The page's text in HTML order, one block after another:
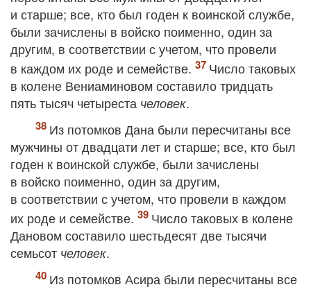
и старше; все, кто был годен к воинской службе,
были зачислены в войско поименно, один за
другим, в соответствии с учетом, что провели
в каждом их роде и семействе.
Число таковых
в колене Вениаминовом составило тридцать
пять тысяч четыреста человек.
Из потомков Дана были пересчитаны все
мужчины от двадцати лет и старше; все, кто был
годен к воинской службе, были зачислены
в войско поименно, один за другим,
в соответствии с учетом, что провели в каждом
их роде и семействе.
Число таковых в колене
Дановом составило шестьдесят две тысячи
семьсот человек.
Из потомков Асира были пересчитаны все